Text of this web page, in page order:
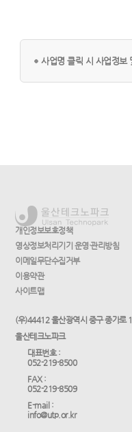
사업명 클릭 시 사업정보
개인정보보호정책
영상정보처리기기 운영·관리방침
이메일무단수집거부
이용약관
사이트맵
(우)44412 울산광역시 중구 종가로
울산테크노파크
대표번호 :
052-219-8500
FAX :
052-219-8509
E-mail :
info@utp.or.kr